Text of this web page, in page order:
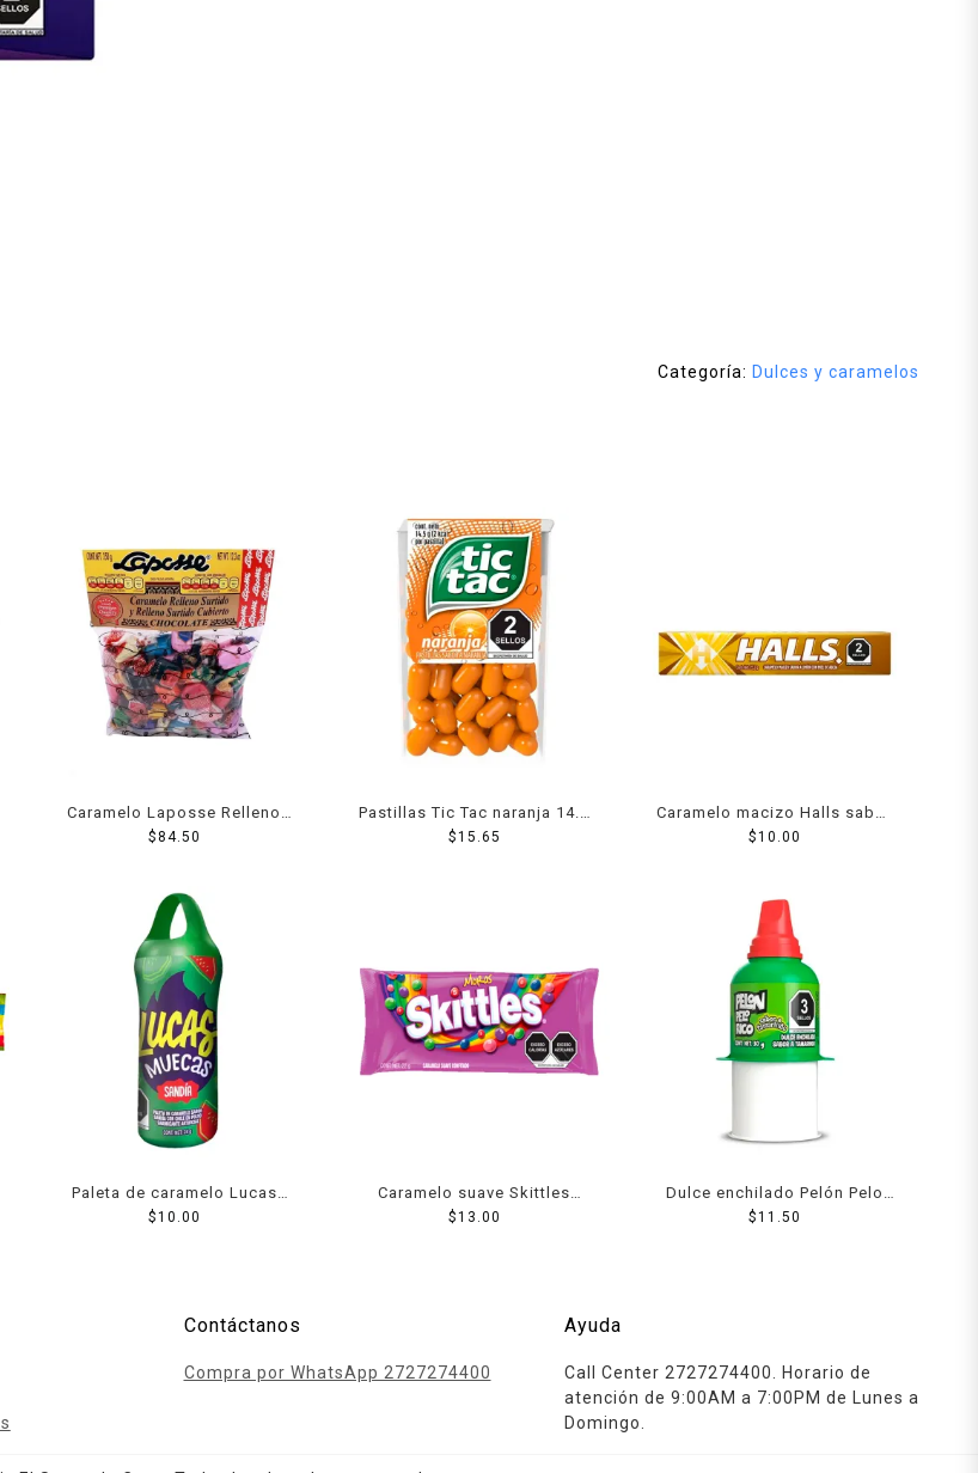
Categoría: Dulces y caramelos
Caramelo Laposse Relleno
350 Grs
$ 84.50
Pastillas Tic Tac naranja 14.5
g
$15.65
Caramelo macizo Halls sabor
limón con miel 9 pzas 25.2 g
$10.00
Paleta de caramelo Lucas
Muecas sabor sandia con
$10.00
Caramelo suave Skittles
moras 22 g
$13.00
Dulce enchilado Pelón Pelo
Rico sabor tamarindo 30 g
$11.50
Contáctanos
Compra por WhatsApp 2727274400
Ayuda
Call Center 2727274400. Horario de
atención de 9:00AM a 7:00PM de Lunes a
Domingo.